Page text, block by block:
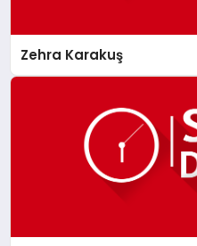
Zehra Karakuş